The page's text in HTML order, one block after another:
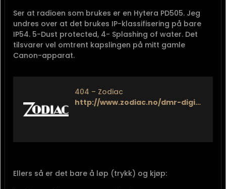
Ser at radioen som brukes er en Hytera PD505. Jeg
undres over at det brukes IP-klassifisering på bare
IP54. 5-Dust protected, 4- Splashing of water. Det
tilsvarer vel omtrent kapslingen på mitt gamle
Canon-apparat.
404 – Zodiac
http://www.zodiac.no/dmr-digitalradio/59-hytera-pd505-vhf-136-174-mhz.html
Ellers så er det bare å løp (trykk) og kjøp: